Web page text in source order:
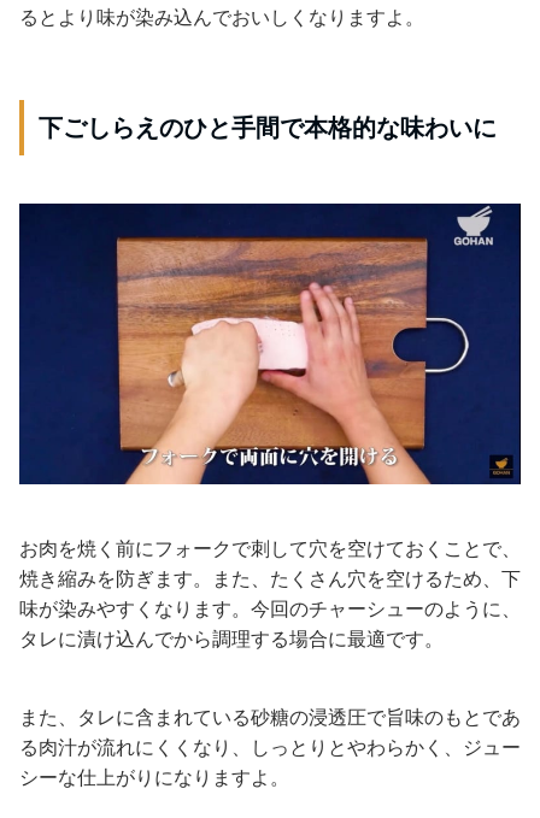
るとより味が染み込んでおいしくなりますよ。
下ごしらえのひと手間で本格的な味わいに
お肉を焼く前にフォークで刺して穴を空けておくことで、
焼き縮みを防ぎます。また、たくさん穴を空けるため、下
味が染みやすくなります。今回のチャーシューのように、
タレに漬け込んでから調理する場合に最適です。
また、タレに含まれている砂糖の浸透圧で旨味のもとであ
る肉汁が流れにくくなり、しっとりとやわらかく、ジュー
シーな仕上がりになりますよ。